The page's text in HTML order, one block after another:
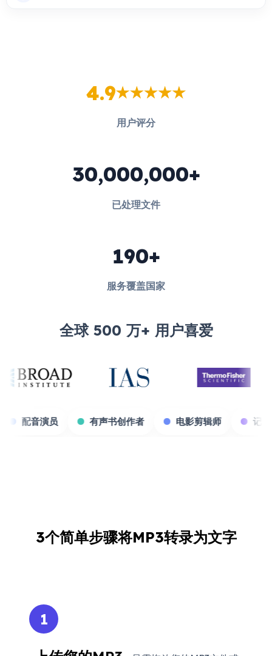
4.9
用户评分
30,000,000+
已处理文件
190+
服务覆盖国家
全球 500 万+ 用户喜爱
主播 配音演员 有声书创作者 电影剪辑师
3个简单步骤将MP3转录为文字
1